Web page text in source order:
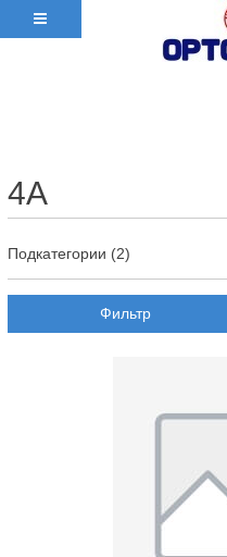
4А
Подкатегории (2)
Фильтр